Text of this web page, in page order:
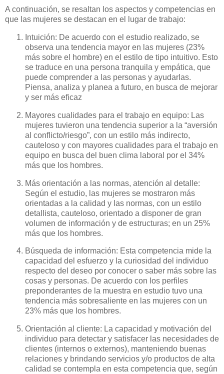
A continuación, se resaltan los aspectos y competencias en
que las mujeres se destacan en el lugar de trabajo:
Intuición: De acuerdo con el estudio realizado, se
observa una tendencia mayor en las mujeres (23%
más sobre el hombre) en el estilo de tipo intuitivo. Esto
se traduce en una persona tranquila y empática, que
puede comprender a las personas y ayudarlas.
Piensa, analiza y planea a futuro, en busca de mejorar
y ser más eficaz
Mayores cualidades para el trabajo en equipo: Las
mujeres tuvieron una tendencia superior a la “aversión
al conflicto/riesgo”, con un estilo más indirecto,
cauteloso y con mayores cualidades para el trabajo en
equipo en busca del buen clima laboral por el 34%
más que los hombres.
Más orientación a las normas, atención al detalle:
Según el estudio, las mujeres se mostraron más
orientadas a la calidad y las normas, con un estilo
detallista, cauteloso, orientado a disponer de gran
volumen de información y de estructuras; en un 25%
más que los hombres.
Búsqueda de información: Esta competencia mide la
capacidad del esfuerzo y la curiosidad del individuo
respecto del deseo por conocer o saber más sobre las
cosas y personas. De acuerdo con los perfiles
preponderantes de la muestra en estudio tuvo una
tendencia más sobresaliente en las mujeres con un
23% más que los hombres.
Orientación al cliente: La capacidad y motivación del
individuo para detectar y satisfacer las necesidades de
clientes (internos o externos), manteniendo buenas
relaciones y brindando servicios y/o productos de alta
calidad se contempla en esta competencia que, según